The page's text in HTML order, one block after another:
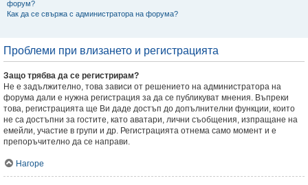
форум?
Как да се свържа с администратора на форума?
Проблеми при влизането и регистрацията
Защо трябва да се регистрирам?
Не е задължително, това зависи от решението на администратора на
форума дали е нужна регистрация за да се публикуват мнения. Въпреки
това, регистрацията ще Ви даде достъп до допълнителни функции, които
не са достъпни за гостите, като аватари, лични съобщения, изпращане на
емейли, участие в групи и др. Регистрацията отнема само момент и е
препоръчително да се направи.
Нагоре